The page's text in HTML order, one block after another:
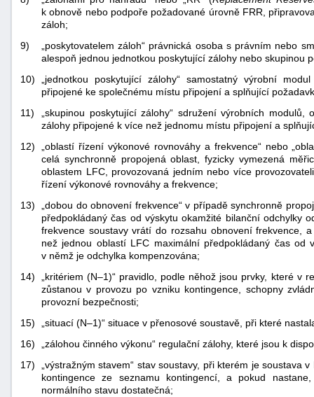
k obnově nebo podpoře požadované úrovně FRR,
záloh;
9)
„poskytovatelem záloh“ právnická osoba s právním nebo
alespoň jednou jednotkou poskytující zálohy nebo skupinou
10)
„jednotkou poskytující zálohy“ samostatný výrobní
připojené ke společnému místu připojení a splňující
11)
„skupinou poskytující zálohy“ sdružení výrobních
zálohy připojené k více než jednomu místu připojení a
12)
„oblastí řízení výkonové rovnováhy a frekvence“ nebo
celá synchronně propojená oblast, fyzicky vymezená
oblastem LFC, provozovaná jedním nebo více
řízení výkonové rovnováhy a frekvence;
13)
„dobou do obnovení frekvence“ v případě synchronně
předpokládaný čas od výskytu okamžité bilanční odchylky
frekvence soustavy vrátí do rozsahu obnovení frekvence,
než jednou oblastí LFC maximální předpokládaný čas od
v němž je odchylka kompenzována;
14)
„kritériem (N–1)“ pravidlo, podle něhož jsou prvky, které v
zůstanou v provozu po vzniku kontingence, schopny
provozní bezpečnosti;
15)
„situací (N–1)“ situace v přenosové soustavě, při které
16)
„zálohou činného výkonu“ regulační zálohy, které jsou k
17)
„výstražným stavem“ stav soustavy, při kterém je soustava
kontingence ze seznamu kontingencí, a pokud
normálního stavu dostatečná;